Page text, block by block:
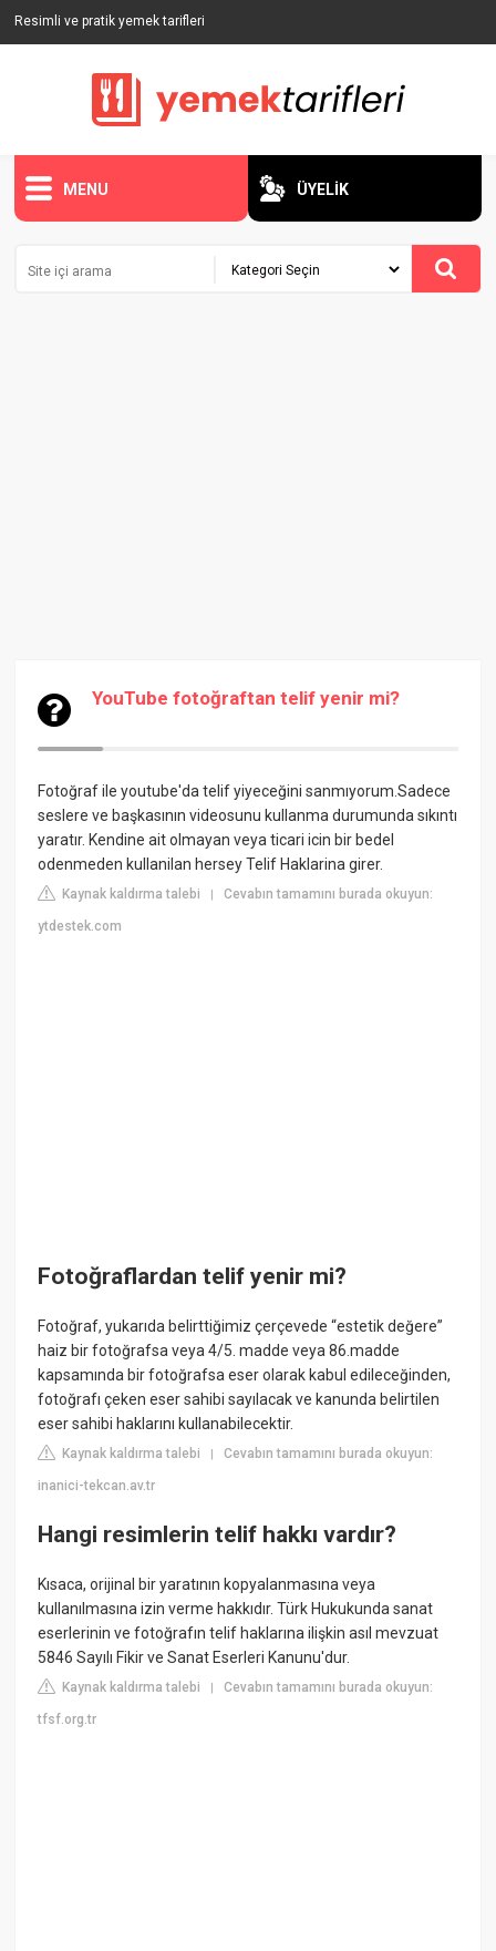
Resimli ve pratik yemek tarifleri
MENU ÜYELİK
YouTube fotoğraftan telif yenir mi?
Fotoğraf ile youtube'da telif yiyeceğini sanmıyorum.Sadece
seslere ve başkasının videosunu kullanma durumunda sıkıntı
yaratır. Kendine ait olmayan veya ticari icin bir bedel
odenmeden kullanilan hersey Telif Haklarina girer.
Kaynak kaldırma talebi |Cevabın tamamını burada okuyun:
ytdestek.com
Fotoğraflardan telif yenir mi?
Fotoğraf, yukarıda belirttiğimiz çerçevede “estetik değere”
haiz bir fotoğrafsa veya 4/5. madde veya 86.madde
kapsamında bir fotoğrafsa eser olarak kabul edileceğinden,
fotoğrafı çeken eser sahibi sayılacak ve kanunda belirtilen
eser sahibi haklarını kullanabilecektir.
Kaynak kaldırma talebi |Cevabın tamamını burada okuyun:
inanici-tekcan.av.tr
Hangi resimlerin telif hakkı vardır?
Kısaca, orijinal bir yaratının kopyalanmasına veya
kullanılmasına izin verme hakkıdır. Türk Hukukunda sanat
eserlerinin ve fotoğrafın telif haklarına ilişkin asıl mevzuat
5846 Sayılı Fikir ve Sanat Eserleri Kanunu'dur.
Kaynak kaldırma talebi |Cevabın tamamını burada okuyun:
tfsf.org.tr